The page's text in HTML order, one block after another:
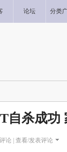
论坛 分类
自杀成功
论 | 查看/发表评论